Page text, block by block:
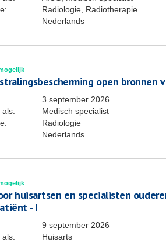
Radiologie, Radiotherapie
Nederlands
open bronnen
3 september 2026
als:
Medisch specialist
Radiologie
Nederlands
huisartsen en specialisten
- I
9 september 2026
als:
Huisarts